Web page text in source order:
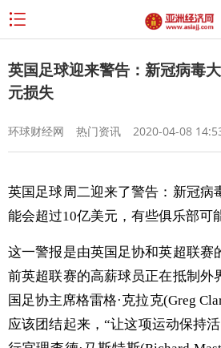
英国足球迎来警告：新冠病毒
元损失
环球财经网 热门资讯 2020-04-08
英国足球周二迎来了警告：新冠病
能会超过10亿美元，有些俱乐部可
这一警报是由英国足协和英超联赛
前英超联赛的高薪球员正在抵制外
国足协主席格雷格·克拉克(Greg
应该团结起来，“让这项运动保持